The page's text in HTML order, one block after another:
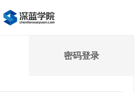
密码登录